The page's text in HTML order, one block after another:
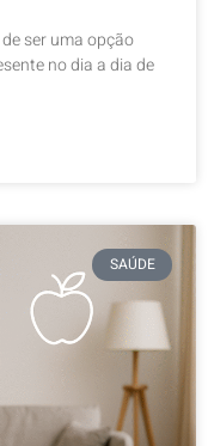
ser uma opção
no dia a dia de
SAÚDE